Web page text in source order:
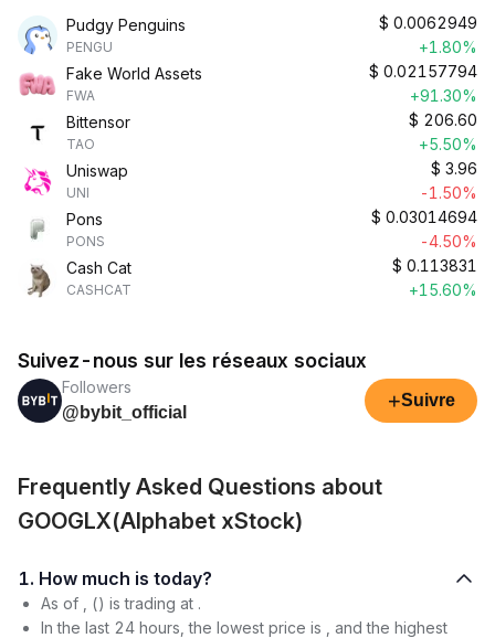
Pudgy Penguins
PENGU
$ 0.0062949
+1.80%
Fake World Assets
FWA
$ 0.02157794
+91.30%
Bittensor
TAO
$ 206.60
+5.50%
Uniswap
UNI
$ 3.96
-1.50%
Pons
PONS
$ 0.03014694
-4.50%
Cash Cat
CASHCAT
$ 0.113831
+15.60%
Suivez-nous sur les réseaux sociaux
Followers
@bybit_official
+Suivre
Frequently Asked Questions about
GOOGLX(Alphabet xStock)
1. How much is today?
As of , () is trading at .
In the last 24 hours, the lowest price is , and the highest